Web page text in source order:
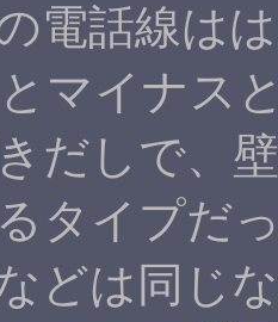
電話線は
マイナス
だしで、
タイプだ
どは同じ